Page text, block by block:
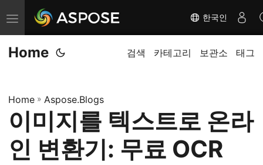
탐
색
전
한국인
Home 검색 카테고리 보관소 태그
Home » Aspose.Blogs
이미지를 텍스트로 온라
인 변환기: 무료 OCR